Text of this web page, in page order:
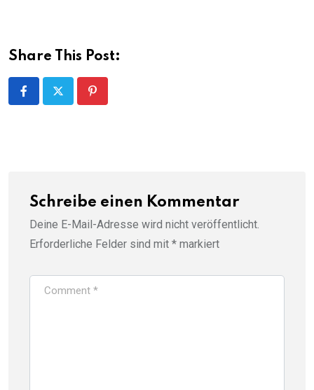
Share This Post:
Schreibe einen Kommentar
Deine E-Mail-Adresse wird nicht veröffentlicht.
Erforderliche Felder sind mit * markiert